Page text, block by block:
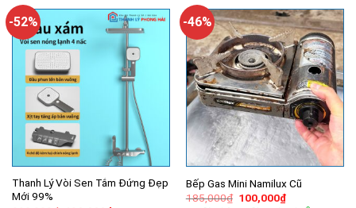
355,000₫.
160,000₫.
-52%
Thanh Lý Vòi Sen Tắm Đứng Đẹp
Mới 99%
-46%
Bếp Gas Mini Namilux Cũ
185,000₫ Giá
100,000₫Giá